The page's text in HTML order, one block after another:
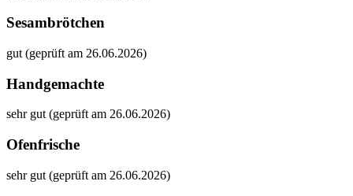
Sesambrötchen
gut (geprüft am 26.06.2026)
Handgemachte
sehr gut (geprüft am 26.06.2026)
Ofenfrische
sehr gut (geprüft am 26.06.2026)